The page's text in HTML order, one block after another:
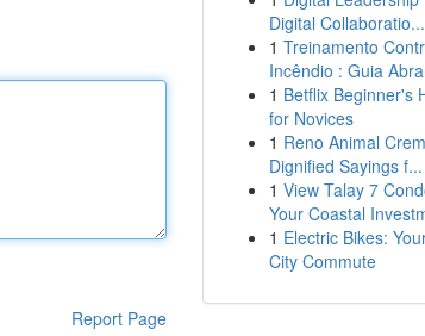
Report Page
Digital Collaboratio...
1 Treinamento
Incêndio : Guia
1 Betflix Beginner's
for Novices
1 Reno Animal
Dignified Sayings f...
1 View Talay 7
Your Coastal
1 Electric Bikes:
City Commute